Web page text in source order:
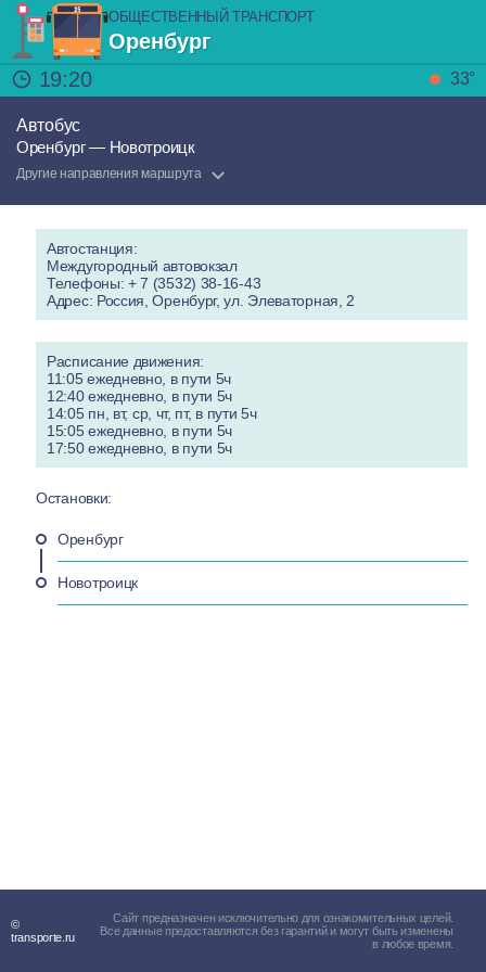
ОБЩЕСТВЕННЫЙ ТРАНСПОРТ
Оренбург
19:20
33°
Автобус
Оренбург — Новотроицк
Другие направления маршрута
Автостанция:
Междугородный автовокзал
Телефоны: + 7 (3532) 38-16-43
Адрес: Россия, Оренбург, ул. Элеваторная, 2
Расписание движения:
11:05 ежедневно, в пути 5ч
12:40 ежедневно, в пути 5ч
14:05 пн, вт, ср, чт, пт, в пути 5ч
15:05 ежедневно, в пути 5ч
17:50 ежедневно, в пути 5ч
Остановки:
Оренбург
Новотроицк
©
transporte.ru
Сайт предназначен исключительно для ознакомительных целей.
Все данные предоставляются без гарантий и могут быть изменены
в любое время.